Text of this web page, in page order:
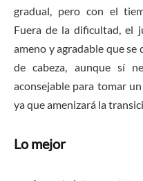
gradual, pero con el
Fuera de la dificultad, el
ameno y agradable que
de cabeza, aunque sí
aconsejable para tomar
ya que amenizará la
Lo mejor